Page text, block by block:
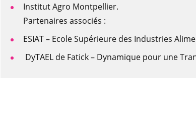
Institut Agro Montpellier.
Partenaires associés :
ESIAT – Ecole Supérieure des Industries
DyTAEL de Fatick – Dynamique pour une